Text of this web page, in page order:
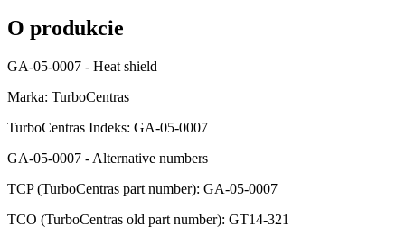
O produkcie
GA-05-0007 - Heat shield
Marka: TurboCentras
TurboCentras Indeks: GA-05-0007
GA-05-0007 - Alternative numbers
TCP (TurboCentras part number): GA-05-0007
TCO (TurboCentras old part number): GT14-321